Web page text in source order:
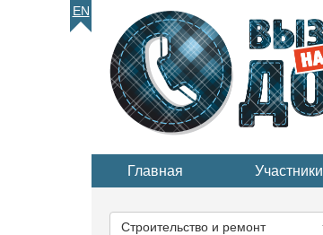
EN
Главная Участники
категорию...
Строительство и ремонт